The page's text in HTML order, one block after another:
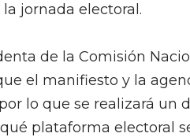
jornada electoral.
de la Comisión
el manifiesto y la
lo que se realizará un
plataforma electoral